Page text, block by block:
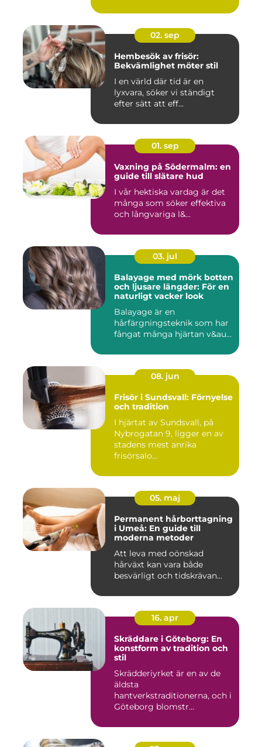
02. sep
Hembesök av frisör:
Bekvämlighet möter stil
I en värld där tid är en
lyxvara, söker vi ständigt
efter sätt att eff...
01. sep
Vaxning på Södermalm: en
guide till slätare hud
I vår hektiska vardag är det
många som söker effektiva
och långvariga l&...
03. jul
Balayage med mörk botten
och ljusare längder: För en
naturligt vacker look
Balayage är en
hårfärgningsteknik som har
fångat många hjärtan v&au...
08. jun
Frisör i Sundsvall: Förnyelse
och tradition
I hjärtat av Sundsvall, på
Nybrogatan 9, ligger en av
stadens mest anrika
frisörsalo...
05. maj
Permanent hårborttagning
i Umeå: En guide till
moderna metoder
Att leva med oönskad
hårväxt kan vara både
besvärligt och tidskrävan...
16. apr
Skräddare i Göteborg: En
konstform av tradition och
stil
Skrädderiyrket är en av de
äldsta
hantverkstraditionerna, och i
Göteborg blomstr...